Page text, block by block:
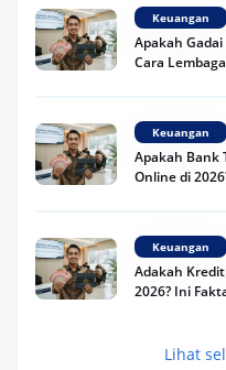
Keuangan
Apakah Gadai
Cara
Keuangan
Apakah Bank
Online di
Keuangan
Adakah
2026? Ini
Keuangan
Lihat